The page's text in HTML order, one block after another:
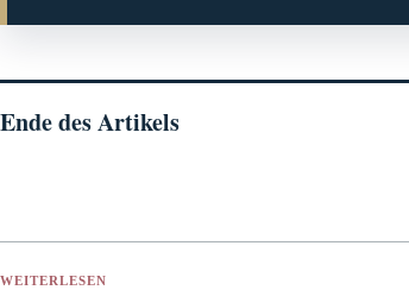
Ende des Artikels
WEITERLESEN